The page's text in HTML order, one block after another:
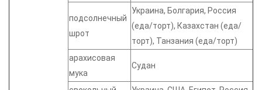
подсолнечный
шрот
Украина, Болгария, Россия
(еда/торт), Казахстан (еда/
торт), Танзания (еда/торт)
арахисовая
мука
Судан